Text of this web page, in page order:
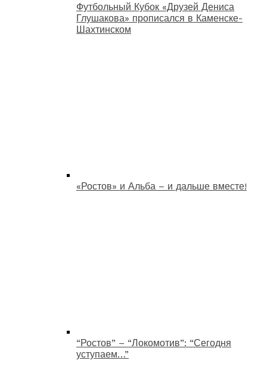
Футбольный Кубок «Друзей Дениса
Глушакова» прописался в Каменске-
Шахтинском
«Ростов» и Альба – и дальше вместе!
“Ростов” – “Локомотив”: “Сегодня
уступаем…”